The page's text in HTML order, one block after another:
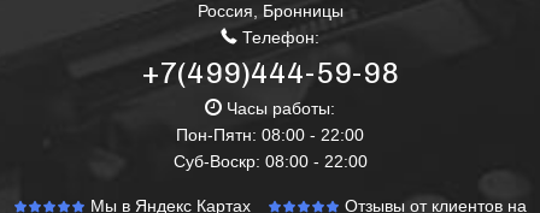
Россия, Бронницы
Телефон:
+7(499)444-59-98
Часы работы:
Пон-Пятн: 08:00 - 22:00
Суб-Воскр: 08:00 - 22:00
Мы в Яндекс Картах Отзывы от клиентов на